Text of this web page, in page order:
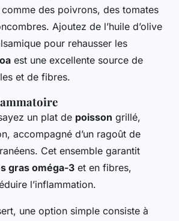
des poivrons, des tomates
Ajoutez de l’huile d’olive
pour rehausser les
est une excellente source de
et de fibres.
un plat de poisson grillé,
accompagné d’un ragoût de
Cet ensemble garantit
gras oméga-3 et en fibres,
l’inflammation.
une option simple consiste à